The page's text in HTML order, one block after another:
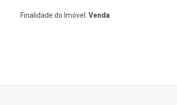
Finalidade do Imóvel: Venda